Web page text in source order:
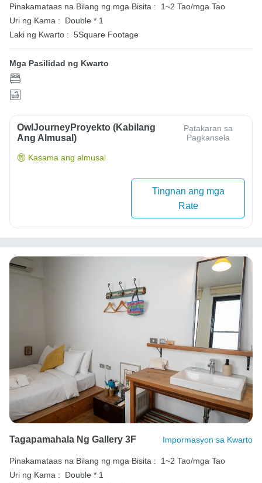
Pinakamataas na Bilang ng mga Bisita :
1~2 Tao/mga Tao
Uri ng Kama :
Double * 1
Laki ng Kwarto : 5Square Footage
Mga Pasilidad ng Kwarto
OwlJourneyProyekto (Kabilang
Ang Almusal)
Patakaran sa
Pagkansela
Kasama ang almusal
Tingnan ang mga
Rate
Tagapamahala Ng Gallery 3F Impormasyon sa Kwarto
Pinakamataas na Bilang ng mga Bisita :
1~2 Tao/mga Tao
Uri ng Kama :
Double * 1